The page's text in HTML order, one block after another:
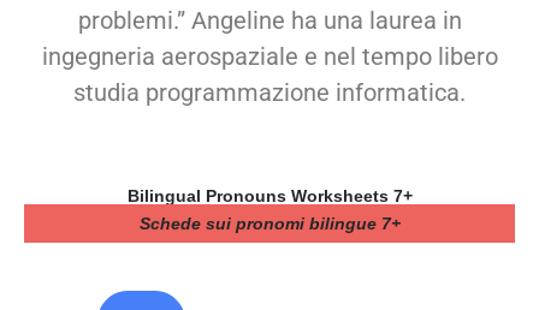
problemi.” Angeline ha una laurea in
ingegneria aerospaziale e nel tempo libero
studia programmazione informatica.
Bilingual Pronouns Worksheets 7+
Schede sui pronomi bilingue 7+